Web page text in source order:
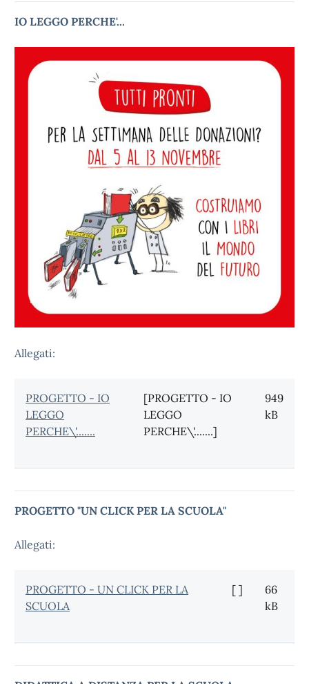
IO LEGGO PERCHE'...
Allegati:
PROGETTO - IO
LEGGO
PERCHE\'.......
[PROGETTO - IO
LEGGO
PERCHE\'.......]
949
kB
PROGETTO "UN CLICK PER LA SCUOLA"
Allegati:
PROGETTO - UN CLICK PER LA
SCUOLA
[ ]
66
kB